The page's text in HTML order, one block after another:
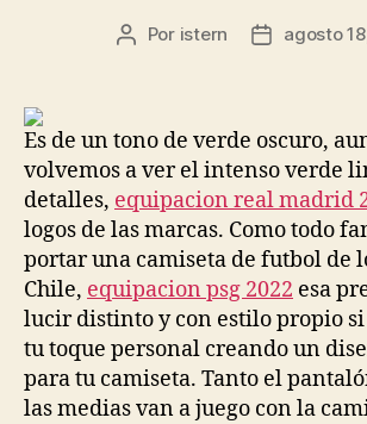
Autor
Por istern
Fechaagosto
Es de un tono de verde oscuro,
volvemos a ver el intenso verde
detalles, equipacion real madrid
logos de las marcas. Como todo
portar una camiseta de futbol de
Chile, equipacion psg 2022 esa
lucir distinto y con estilo propio
tu toque personal creando un
para tu camiseta. Tanto el
las medias van a juego con la